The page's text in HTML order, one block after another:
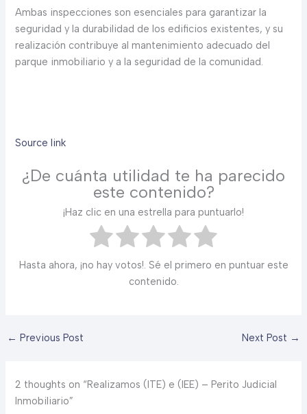
Ambas inspecciones son esenciales para garantizar la
seguridad y la durabilidad de los edificios existentes, y su
realización contribuye al mantenimiento adecuado del
parque inmobiliario y a la seguridad de la comunidad.
Source link
¿De cuánta utilidad te ha parecido
este contenido?
¡Haz clic en una estrella para puntuarlo!
Hasta ahora, ¡no hay votos!. Sé el primero en puntuar este
contenido.
← Previous Post Next Post →
2 thoughts on “Realizamos (ITE) e (IEE) – Perito Judicial
Inmobiliario”